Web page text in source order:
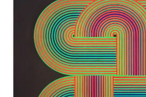
JOËL
CATALOGUE DES
CONTACT